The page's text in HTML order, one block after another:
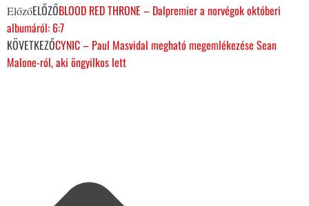
ElőzőELŐZŐBLOOD RED THRONE – Dalpremier a norvégok októberi
albumáról: 6:7
KÖVETKEZŐCYNIC – Paul Masvidal megható megemlékezése Sean
Malone-ról, aki öngyilkos lett